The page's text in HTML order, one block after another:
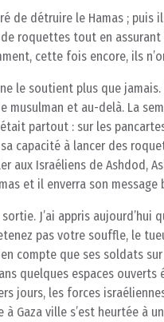
de détruire le Hamas ;
roquettes tout en
cette fois encore, ils
le soutient plus que
et au-delà. La
partout : sur les
capacité à lancer des
aux Israéliens de Ashdod,
et il enverra son
J’ai appris
pas votre souffle, le
compte que ses soldats
quelques espaces
jours, les forces
Gaza ville s’est heurtée à